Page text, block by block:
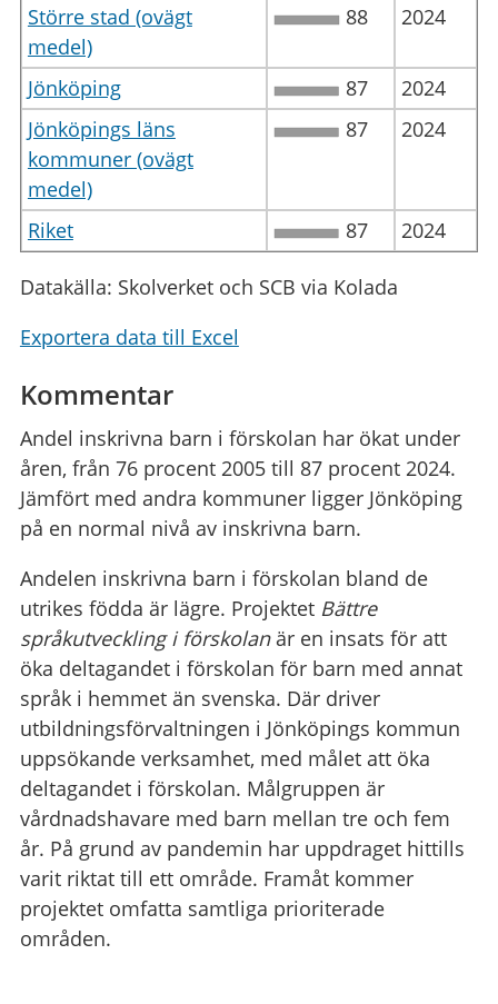
Större stad (ovägt
medel)
88 2024
Jönköping 87
2024
Jönköpings läns
kommuner (ovägt
medel)
87 2024
Riket 87 2024
Datakälla: Skolverket och SCB via Kolada
Exportera data till Excel
Kommentar
Andel inskrivna barn i förskolan har ökat under
åren, från 76 procent 2005 till 87 procent 2024.
Jämfört med andra kommuner ligger Jönköping
på en normal nivå av inskrivna barn.
Andelen inskrivna barn i förskolan bland de
utrikes födda är lägre. Projektet Bättre
språkutveckling i förskolanär en insats för att
öka deltagandet i förskolan för barn med annat
språk i hemmet än svenska. Där driver
utbildningsförvaltningen i Jönköpings kommun
uppsökande verksamhet, med målet att öka
deltagandet i förskolan. Målgruppen är
vårdnadshavare med barn mellan tre och fem
år. På grund av pandemin har uppdraget hittills
varit riktat till ett område. Framåt kommer
projektet omfatta samtliga prioriterade
områden.